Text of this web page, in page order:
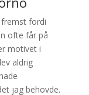
fremst fordi
ofte får på
motivet i
aldrig
jag behövde.